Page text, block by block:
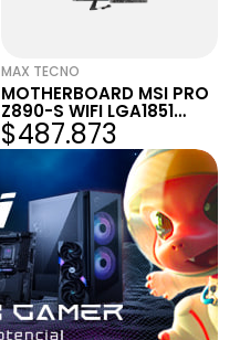
MAX TECNO
MOTHERBOARD MSI PRO
Z890-S WIFI LGA1851
DDR5
$487.873